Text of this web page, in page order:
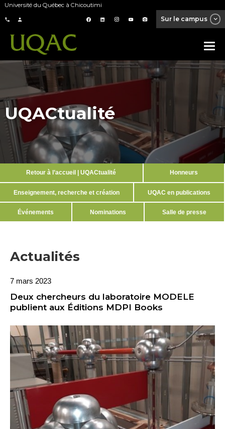
Université du Québec à Chicoutimi
Sur le campus
UQACtualité
Retour à l’accueil | UQACtualité Honneurs
Enseignement, recherche et création UQAC en publications
Événements Nominations Salle de presse
Actualités
7 mars 2023
Deux chercheurs du laboratoire MODELE
publient aux Éditions MDPI Books